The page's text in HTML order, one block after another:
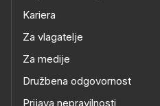
Kariera
Za vlagatelje
Za medije
Družbena odgovornost
Prijava nepravilnosti